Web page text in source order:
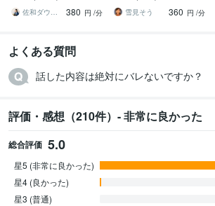
仕事、人生、ペットの気
持ち等◎祈願付き
佐和ダウジング＆スピリットメンター
380 円 /分
のままお伝えします。
雪見そう
360 円 /分
よくある質問
話した内容は絶対にバレないですか？
評価・感想（210件）- 非常に良かった
総合評価 5.0
星5 (非常に良かった)
星4 (良かった)
星3 (普通)